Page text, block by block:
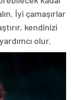
İyi çamaşırlar
kendinizi
olur.